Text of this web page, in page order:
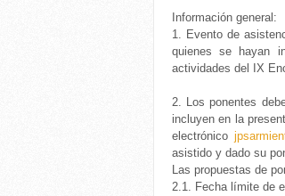
Información general:
1. Evento de
quienes se hayan
actividades del IX
2. Los ponentes
incluyen en la
electrónico
asistido y dado su
Las propuestas de
2.1. Fecha límite de